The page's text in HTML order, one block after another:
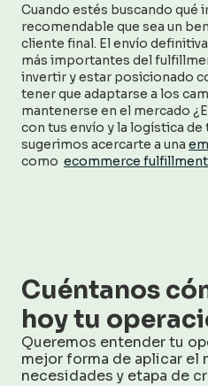
Cuando estés buscando qué
recomendable que sea un
cliente final. El envío
más importantes del
invertir y estar posicionado
tener que adaptarse a los
mantenerse en el mercado
con tus envío y la logística de
sugerimos acercarte a una
como ecommerce fulfillment
Cuéntanos
hoy tu
Queremos entender tu
mejor forma de aplicar el
necesidades y etapa de